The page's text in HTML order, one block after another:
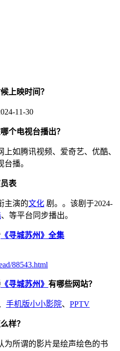
上映时间？
11-30
个电视台播出？
上如腾讯视频、爱奇艺、优酷、
播。
表
主演的文化 剧。。该剧于2024-
、等平台同步播出。
《寻城苏州》全集
88543.html
《寻城苏州》 有哪些网站？
手机版小小影院、 PPTV
样？
为所谓的影片是绘声绘色的书